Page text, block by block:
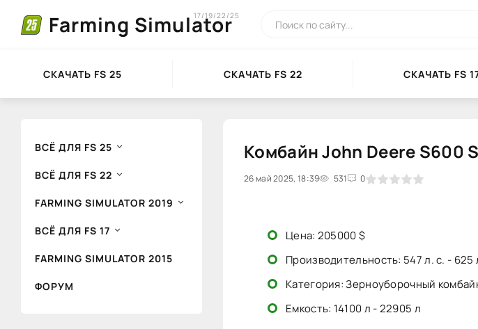
Farming Simulator
17/19/22/25
СКАЧАТЬ FS 25 СКАЧАТЬ FS 22 СКАЧАТЬ FS
ВСЁ ДЛЯ FS 25
ВСЁ ДЛЯ FS 22
FARMING SIMULATOR 2019
ВСЁ ДЛЯ FS 17
FARMING SIMULATOR 2015
ФОРУМ
Комбайн John Deere S600
26 май 2025, 18:39 531 0
1 2 3 4 5
Цена: 205000 $
Производительность: 547 л. с. - 625
Категория: Зерноуборочный
Емкость: 14100 л - 22905 л